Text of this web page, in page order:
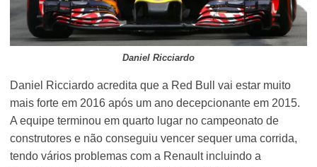
Daniel Ricciardo
Daniel Ricciardo acredita que a Red Bull vai estar muito
mais forte em 2016 após um ano decepcionante em 2015.
A equipe terminou em quarto lugar no campeonato de
construtores e não conseguiu vencer sequer uma corrida,
tendo vários problemas com a Renault incluindo a